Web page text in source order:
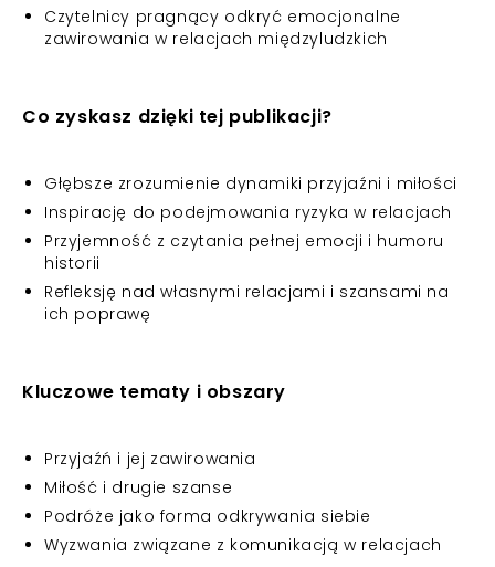
Czytelnicy pragnący odkryć emocjonalne
zawirowania w relacjach międzyludzkich
Co zyskasz dzięki tej publikacji?
Głębsze zrozumienie dynamiki przyjaźni i miłości
Inspirację do podejmowania ryzyka w relacjach
Przyjemność z czytania pełnej emocji i humoru
historii
Refleksję nad własnymi relacjami i szansami na
ich poprawę
Kluczowe tematy i obszary
Przyjaźń i jej zawirowania
Miłość i drugie szanse
Podróże jako forma odkrywania siebie
Wyzwania związane z komunikacją w relacjach